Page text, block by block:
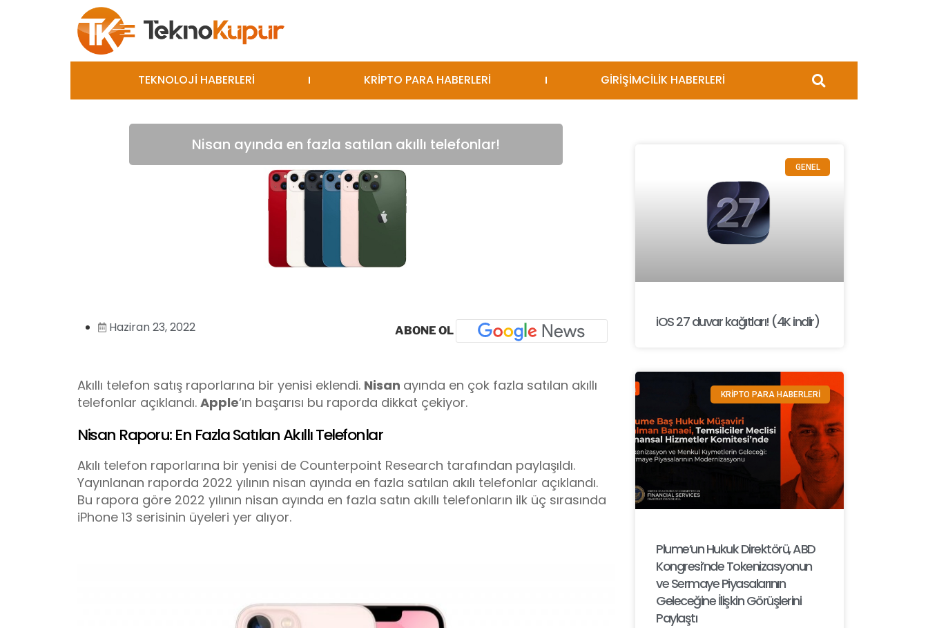
TEKNOLOJİ HABERLERİ KRİPTO PARA HABERLERİ GİRİŞİMCİLİK HABERLERİ
Nisan ayında en fazla satılan akıllı telefonlar!
Haziran 23, 2022 ABONE OL
Akıllı telefon satış raporlarına bir yenisi eklendi. Nisan ayında en çok fazla satılan akıllı
telefonlar açıklandı. Apple‘ın başarısı bu raporda dikkat çekiyor.
Nisan Raporu: En Fazla Satılan Akıllı Telefonlar
Akılı telefon raporlarına bir yenisi de Counterpoint Research tarafından paylaşıldı.
Yayınlanan raporda 2022 yılının nisan ayında en fazla satılan akılı telefonlar açıklandı.
Bu rapora göre 2022 yılının nisan ayında en fazla satın akıllı telefonların ilk üç sırasında
iPhone 13 serisinin üyeleri yer alıyor.
GENEL
iOS 27 duvar kağıtları! (4K indir)
KRİPTO PARA HABERLERİ
Plume’un Hukuk Direktörü, ABD
Kongresi’nde Tokenizasyonun
ve Sermaye Piyasalarının
Geleceğine İlişkin Görüşlerini
Paylaştı